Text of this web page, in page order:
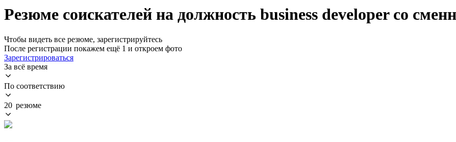
Резюме соискателей на должность business developer со
Чтобы видеть все резюме, зарегистрируйтесь
После регистрации покажем ещё 1 и откроем фото
Зарегистрироваться
За всё время
По соответствию
20 резюме